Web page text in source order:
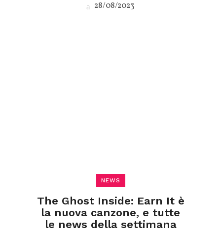
28/08/2023
NEWS
The Ghost Inside: Earn It è
la nuova canzone, e tutte
le news della settimana